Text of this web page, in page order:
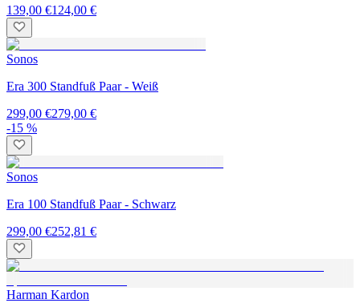
139,00 €124,00 €
Sonos
Era 300 Standfuß Paar - Weiß
299,00 €279,00 €
-15 %
Sonos
Era 100 Standfuß Paar - Schwarz
299,00 €252,81 €
Harman Kardon